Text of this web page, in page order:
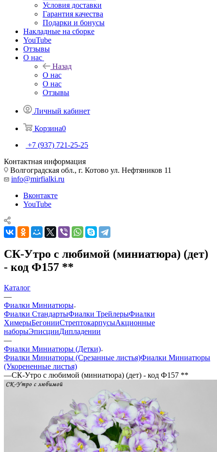
Условия доставки
Гарантия качества
Подарки и бонусы
Накладные на сборке
YouTube
Отзывы
О нас
Назад
О нас
О нас
Отзывы
Личный кабинет
Корзина0
+7 (937) 721-25-25
Контактная информация
Волгоградская обл., г. Котово ул. Нефтяников 11
info@mirfialki.ru
Вконтакте
YouTube
СК-Утро с любимой (миниатюра) (дет)
- код Ф157 **
Каталог
—
Фиалки Миниатюры
Фиалки СтандартыФиалки ТрейлерыФиалки
ХимерыБегонииСтрептокарпусыАкционные
наборыЭписцииДипладении
—
Фиалки Миниатюры (Детки)
Фиалки Миниатюры (Срезанные листья)Фиалки Миниатюры
(Укорененные листья)
—СК-Утро с любимой (миниатюра) (дет) - код Ф157 **